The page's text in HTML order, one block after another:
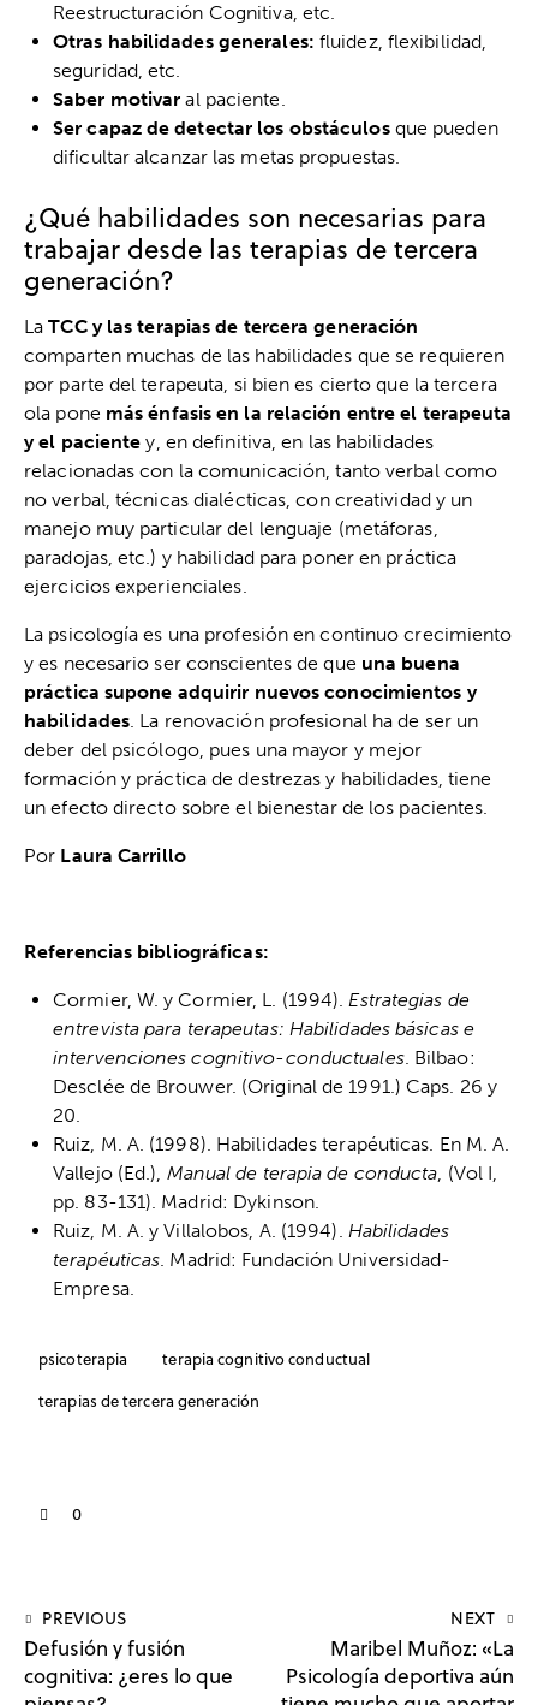
Reestructuración Cognitiva, etc.
Otras habilidades generales: fluidez, flexibilidad,
seguridad, etc.
Saber motivar al paciente.
Ser capaz de detectar los obstáculosque pueden
dificultar alcanzar las metas propuestas.
¿Qué habilidades son necesarias para
trabajar desde las terapias de tercera
generación?
LaTCC y las terapias de tercera generación
comparten muchas de las habilidades que se requieren
por parte del terapeuta, si bien es cierto que la tercera
ola pone más énfasis en la relación entre el terapeuta
y el paciente y, en definitiva, en las habilidades
relacionadas con la comunicación, tanto verbal como
no verbal, técnicas dialécticas, con creatividad y un
manejo muy particular del lenguaje (metáforas,
paradojas, etc.) y habilidad para poner en práctica
ejercicios experienciales.
La psicología es una profesión en continuo crecimiento
y es necesario ser conscientes de que una buena
práctica supone adquirir nuevos conocimientos y
habilidades. La renovación profesional ha de ser un
deber del psicólogo, pues una mayor y mejor
formación y práctica de destrezas y habilidades, tiene
un efecto directo sobre el bienestar de los pacientes.
Por Laura Carrillo
Referencias bibliográficas:
Cormier, W. y Cormier, L. (1994).Estrategias de
entrevista para terapeutas: Habilidades básicas e
intervenciones cognitivo-conductuales. Bilbao:
Desclée de Brouwer. (Original de 1991.) Caps. 26 y
20.
Ruiz, M. A. (1998). Habilidades terapéuticas. En M. A.
Vallejo (Ed.), Manual de terapia de conducta, (Vol I,
pp. 83-131). Madrid: Dykinson.
Ruiz, M. A. y Villalobos, A. (1994). Habilidades
terapéuticas. Madrid: Fundación Universidad-
Empresa.
psicoterapia
terapia cognitivo conductual
terapias de tercera generación
0
PREVIOUS
Defusión y fusión
cognitiva: ¿eres lo que
NEXT
Maribel Muñoz: «La
Psicología deportiva aún